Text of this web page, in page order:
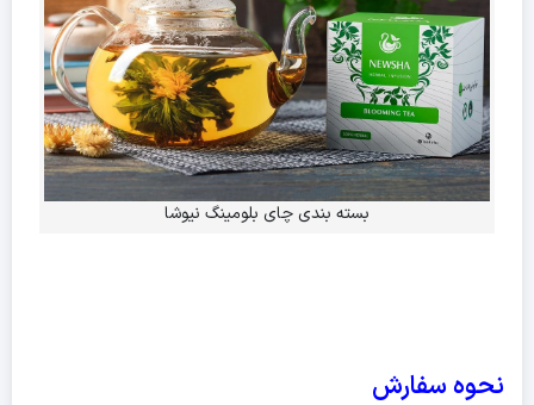
بسته بندی چای بلومینگ نیوشا
نحوه سفارش